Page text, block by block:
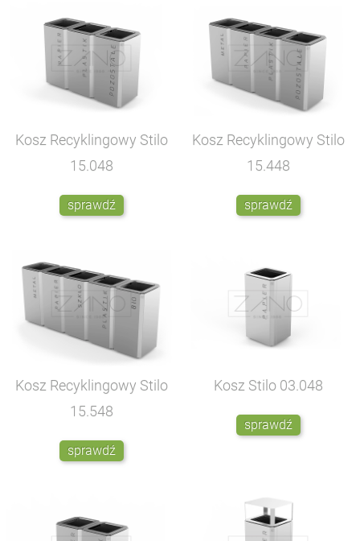
Kosz Recyklingowy Stilo
15.048
sprawdź
Kosz Recyklingowy Stilo
15.448
sprawdź
Kosz Recyklingowy Stilo
15.548
sprawdź
Kosz Stilo 03.048
sprawdź